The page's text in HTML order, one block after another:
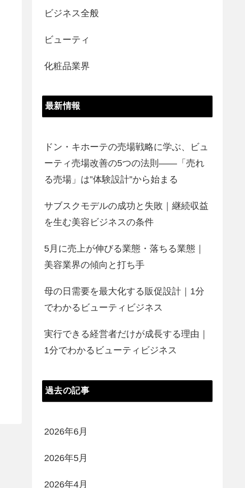
ビジネス全般
ビューティ
化粧品業界
最新情報
ドン・キホーテの売場戦略に学ぶ、ビュ
ーティ売場改善の5つの法則――「売れ
る売場」は”体験設計”から始まる
サブスクモデルの成功と失敗｜継続収益
を生む美容ビジネスの条件
5月に売上が伸びる業態・落ちる業態｜
美容業界の傾向と打ち手
母の日需要を最大化する販促設計｜1分
でわかるビューティビジネス
実行できる経営者だけが成長する理由｜
1分でわかるビューティビジネス
過去の記事
2026年6月
2026年5月
2026年4月